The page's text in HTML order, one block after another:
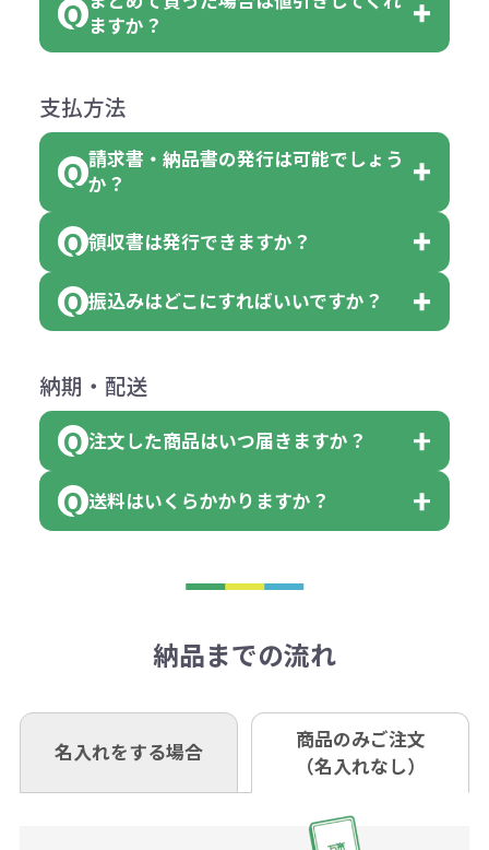
但し、ロゴなど名入れ印刷をされる
費用）
色指定できる商品に付きましては商
品詳細の購入の所で色が選べるよう
になっております。
クエアトート」を300個注文した場
クエアトート」は10個単位でしたら
色を指定出来るので、ピンクを100
個、ブルーを90個、イエローを110
【色指定の仕方】
に必要な個数を入力ください。
※10個単位など購入できる単位が決
はまらない数を入力すると、アラー
アラートに従って数を調整してくだ
障）の場合
合
●名入れ、オリジナルの内容が異な
っていた場合
または返金にて対応させていただき
ます。
その際不良品については送料着払い
ください。
（商品の状態により、対応が変わる
※不良商品をご返却いただけない場
います。あらかじめご了承くださ
※不良商品は商品到着後7営業日以
お問合せ先
0120-979-907
AM10:00～PM5:00（土・日・祝日を
名入れありの場合の代金の計算方法
は下記の通りです。
計算例：
＜1色印刷の場合＞
（提供価格（商品代）+名入れ費用
（印刷代））×枚数+製版代
（提供価格（商品代）+名入れ費用
×色数
※例えば2色印刷の場合には、名入
れ費用が2倍、製版代が2倍必要で
す。
相談下さい。
なお、印刷代はボリュームディスカ
同じ版で多くの数量を印刷すると、1
個当たりの印刷代単価がお安くなり
ますか？
商品によりますが、お見積もりさせ
ていただきます。
見積もりサポートから個別でお問い
支払方法
請求書・納品書の発行は可能でしょう
か？
会員様はマイページより各種帳票の
ダウンロードが可能です。
詳しくはこちらはご確認ください。
領収書のダウンロード
領収書は発行できますか？
会員様はマイページより各種帳票の
詳しくはこちらはご確認ください。
領収書のダウンロード
振込みはどこにすればいいですか？
下記口座にお願いします。
■三菱UFJ銀行
小田井支店（おたいしてん）
■ゆうちょ銀行（振替口座）
口座名 株式会社モノベーション
※振り込み手数料はお客さま負担と
なりますのでご注意ください。
納期・配送
注文した商品はいつ届きますか？
既製品の場合、ご入金確認後3営業
ご入金確認後約3週間となります。
定しているものもあります。
あれば、午前中までにご注文とご入
金いただければ翌日着でお送りする
お急ぎの場合、ご相談ください。最
送料はいくらかかりますか？
き別途申し受けます。
も複数ヶ所への納品の場合、別途送
料頂戴する場合がございます。
詳細はこちらご確認ください。
納品までの流れ
名入れをする場合
商品のみご注文
（名入れなし）